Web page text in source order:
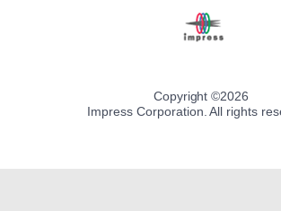
Copyright ©2026
Impress Corporation. All rights